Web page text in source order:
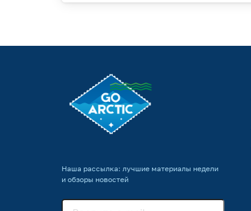
Наша рассылка: лучшие материалы недели
и обзоры новостей